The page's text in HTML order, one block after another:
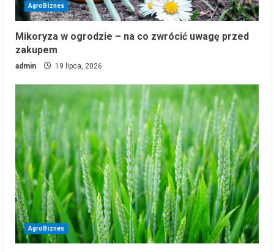
AgroBiznes
Mikoryza w ogrodzie – na co zwrócić uwagę przed
zakupem
admin 19 lipca, 2026
AgroBiznes